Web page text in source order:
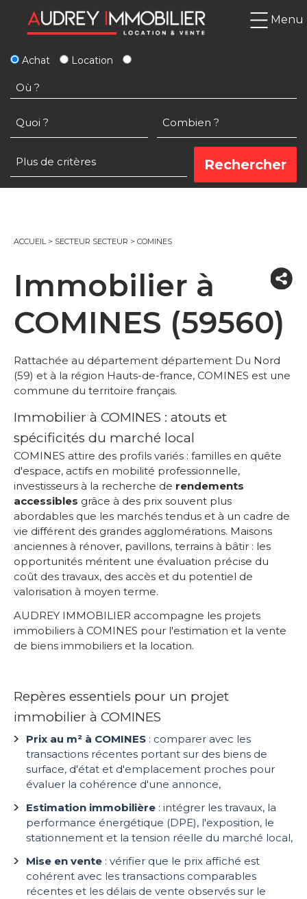
Menu
Achat Location
ACCUEIL> SECTEUR SECTEUR > COMINES
Immobilier à
COMINES (59560)
Rattachée au département département Du Nord
(59) et à la région Hauts-de-france, COMINES est une
commune du territoire français.
Immobilier à COMINES : atouts et
spécificités du marché local
COMINES attire des profils variés : familles en quête
d'espace, actifs en mobilité professionnelle,
investisseurs à la recherche de rendements
accessibles grâce à des prix souvent plus
abordables que les marchés tendus et à un cadre de
vie différent des grandes agglomérations. Maisons
anciennes à rénover, pavillons, terrains à bâtir : les
opportunités méritent une évaluation précise du
coût des travaux, des accès et du potentiel de
valorisation à moyen terme.
AUDREY IMMOBILIER accompagne les projets
immobiliers à COMINES pour l'estimation et la vente
de biens immobiliers et la location.
Repères essentiels pour un projet
immobilier à COMINES
Prix au m² à COMINES : comparer avec les
transactions récentes portant sur des biens de
surface, d'état et d'emplacement proches pour
évaluer la cohérence d'une annonce,
Estimation immobilière : intégrer les travaux, la
performance énergétique (DPE), l'exposition, le
stationnement et la tension réelle du marché local,
Mise en vente : vérifier que le prix affiché est
cohérent avec les transactions comparables
récentes et les délais de vente observés sur le